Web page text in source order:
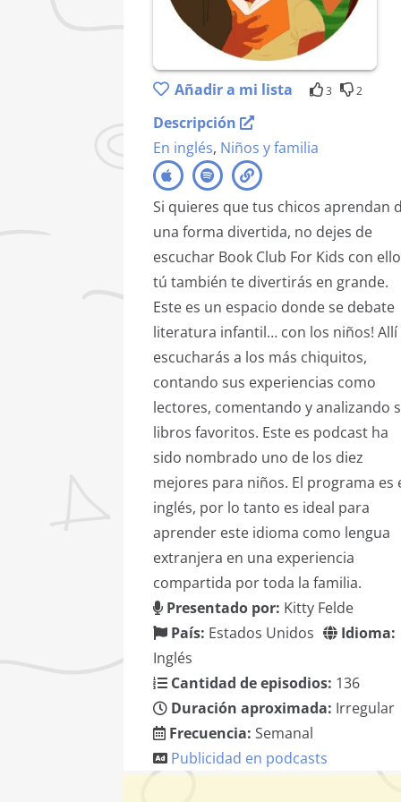
Añadir a mi lista 3 2
Descripción
En inglés, Niños y familia
Si quieres que tus chicos aprendan
una forma divertida, no dejes de
escuchar Book Club For Kids con
tú también te divertirás en grande.
Este es un espacio donde se debate
literatura infantil… con los niños! Allí
escucharás a los más chiquitos,
contando sus experiencias como
lectores, comentando y analizando
libros favoritos. Este es podcast ha
sido nombrado uno de los diez
mejores para niños. El programa es
inglés, por lo tanto es ideal para
aprender este idioma como lengua
extranjera en una experiencia
compartida por toda la familia.
Presentado por: Kitty Felde
País: Estados Unidos
Idioma:
Inglés
Cantidad de episodios: 136
Duración aproximada: Irregular
Frecuencia: Semanal
Publicidad en podcasts